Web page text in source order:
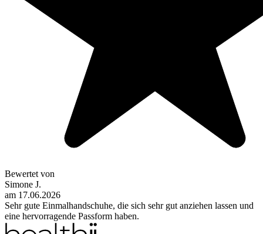
Bewertet von
Simone J.
am 17.06.2026
Sehr gute Einmalhandschuhe, die sich sehr gut anziehen lassen und
eine hervorragende Passform haben.